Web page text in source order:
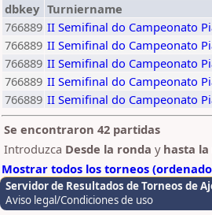
dbkey Turniername
766889 II Semifinal do Campeonato
766889 II Semifinal do Campeonato
766889 II Semifinal do Campeonato
766889 II Semifinal do Campeonato
766889 II Semifinal do Campeonato
Se encontraron 42 partidas
Introduzca Desde la ronda y hasta
Mostrar todos los torneos
Servidor de Resultados de Torneos de
Aviso legal/Condiciones de uso